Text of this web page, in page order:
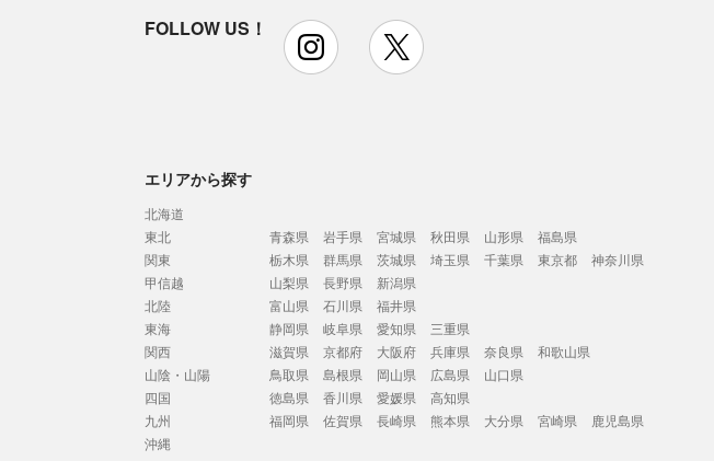
FOLLOW US！ instagram
エリアから探す
北海道
東北
青森県 岩手県 宮城県 秋田県 山形県
福島県
関東
栃木県 群馬県 茨城県 埼玉県 千葉県 東京都
神奈川県
甲信越
山梨県 長野県
新潟県
北陸
富山県 石川県
福井県
東海
静岡県 岐阜県 愛知県
三重県
関西
滋賀県 京都府 大阪府 兵庫県 奈良県
和歌山県
山陰・山陽
鳥取県 島根県 岡山県 広島県
山口県
四国
徳島県 香川県 愛媛県
高知県
九州
福岡県 佐賀県 長崎県 熊本県 大分県 宮崎県
鹿児島県
沖縄